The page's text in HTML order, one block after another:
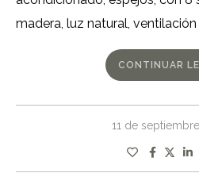
madera, luz natural, ventilación
CONTINUAR
11 de